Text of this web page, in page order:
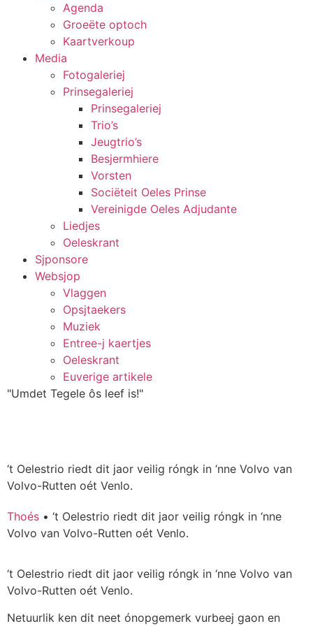
Agenda
Groeëte optoch
Kaartverkoup
Media
Fotogaleriej
Prinsegaleriej
Prinsegaleriej
Trio’s
Jeugtrio’s
Besjermhiere
Vorsten
Sociëteit Oeles Prinse
Vereinigde Oeles Adjudante
Liedjes
Oeleskrant
Sjponsore
Websjop
Vlaggen
Opsjtaekers
Muziek
Entree-j kaertjes
Oeleskrant
Euverige artikele
"Umdet Tegele ôs leef is!"
‘t Oelestrio riedt dit jaor veilig róngk in ‘nne Volvo van
Volvo-Rutten oét Venlo.
Thoés • ‘t Oelestrio riedt dit jaor veilig róngk in ‘nne
Volvo van Volvo-Rutten oét Venlo.
‘t Oelestrio riedt dit jaor veilig róngk in ‘nne Volvo van
Volvo-Rutten oét Venlo.
Netuurlik ken dit neet ónopgemerk vurbeej gaon en